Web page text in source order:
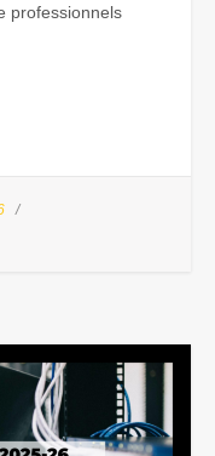
professionnels